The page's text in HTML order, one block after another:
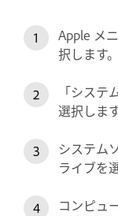
Apple メ
択します。
「シス
選択します
システム
ライブを
コンピュ